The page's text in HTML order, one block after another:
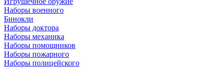
Наборы военного
Бинокли
Наборы доктора
Наборы механика
Наборы помощников
Наборы пожарного
Наборы полицейского